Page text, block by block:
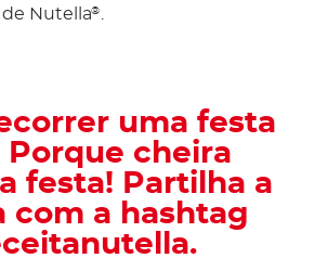
de Nutella® .
uma festa
Porque cheira
festa! Partilha a
com a hashtag